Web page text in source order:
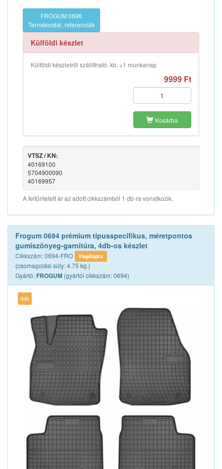
FROGUM 0696
Termékoldal, referenciák
Külföldi készlet
Külföldi készletről szállítható, kb. +1 munkanap
9999 Ft
Kosárba
VTSZ / KN:
40169100
5704900090
40169957
A feltüntetett ár az adott cikkszámból 1 db-ra vonatkozik.
Frogum 0694 prémium típusspecifikus, méretpontos
gumiszőnyeg-garnitúra, 4db-os készlet
Cikkszám: 0694-FRO Vágólapra
(csomagolási súly: 4.75 kg.)
Gyártó: FROGUM (gyártói cikkszám: 0694)
4db